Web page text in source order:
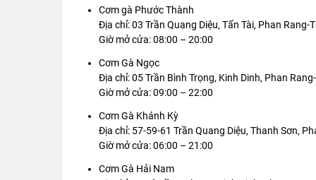
Cơm gà Phước Thành
Địa chỉ: 03 Trần Quang Diệu, Tấn Tài, Phan Rang-
Giờ mở cửa: 08:00 – 20:00
Cơm Gà Ngọc
Địa chỉ: 05 Trần Bình Trọng, Kinh Dinh, Phan
Giờ mở cửa: 09:00 – 22:00
Cơm Gà Khánh Kỳ
Địa chỉ: 57-59-61 Trần Quang Diệu, Thanh Sơn,
Giờ mở cửa: 06:00 – 21:00
Cơm Gà Hải Nam